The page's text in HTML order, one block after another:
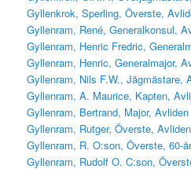
Gyllenkrok, Sperling, Överste,
Gyllenram, René, Generalkonsul,
Gyllenram, Henric Fredric,
Gyllenram, Henric, Generalmajor,
Gyllenram, Nils F.W., Jägmästare,
Gyllenram, A. Maurice, Kapten,
Gyllenram, Bertrand, Major, Avliden
Gyllenram, Rutger, Överste, Avliden
Gyllenram, R. O:son, Överste, 60-
Gyllenram, Rudolf O. C:son,